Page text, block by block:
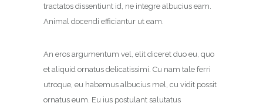
tractatos dissentiunt id, ne integre albucius eam.
Animal docendi efficiantur ut eam.
An eros argumentum vel, elit diceret duo eu, quo
et aliquid ornatus delicatissimi. Cu nam tale ferri
utroque, eu habemus albucius mel, cu vidit possit
ornatus eum. Eu ius postulant salutatus